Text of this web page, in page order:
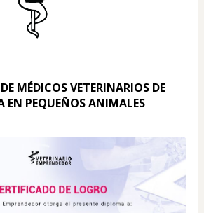
MÉDICOS VETERINARIOS DE
EN PEQUEÑOS ANIMALES